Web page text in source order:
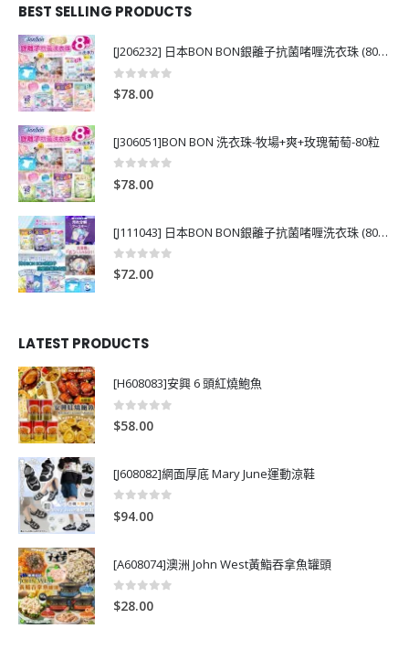
BEST SELLING PRODUCTS
[J206232] 日本BON BON銀離子抗菌啫喱洗衣珠 (80粒)
0
$78.00
[J306051]BON BON 洗衣珠-牧場+爽+玫瑰葡萄-80粒
0
$78.00
[J111043] 日本BON BON銀離子抗菌啫喱洗衣珠 (80粒)
0out of 5
$72.00
LATEST PRODUCTS
[H608083]安興 6 頭紅燒鮑魚
0
$58.00
[J608082]網面厚底 Mary June運動涼鞋
0
$94.00
[A608074]澳洲 John West黃鮨吞拿魚罐頭
0 out of 5
$28.00